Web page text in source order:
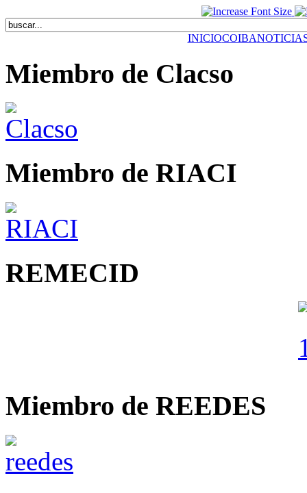
INICIOCOIBA
Miembro de Clacso
Miembro de RIACI
REMECID
Miembro de REEDES